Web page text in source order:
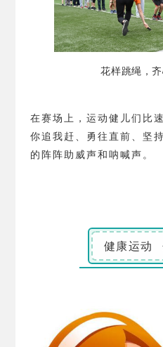
花样跳绳，齐
在赛场上，运动健儿们比
你追我赶、勇往直前、坚
的阵阵助威声和呐喊声。
健康运动